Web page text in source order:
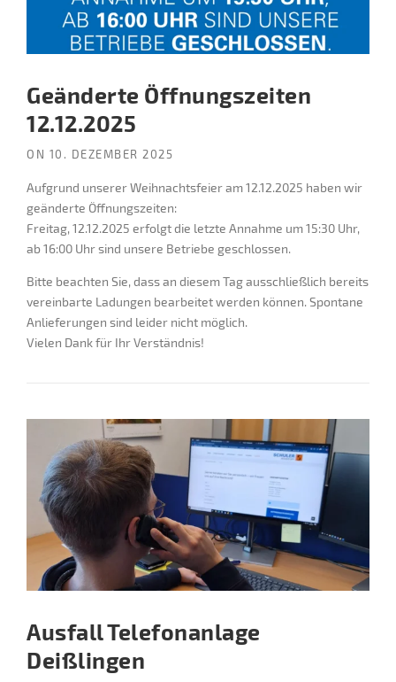
Geänderte Öffnungszeiten
12.12.2025
ON 10. DEZEMBER 2025
Aufgrund unserer Weihnachtsfeier am 12.12.2025 haben wir
geänderte Öffnungszeiten:
Freitag, 12.12.2025 erfolgt die letzte Annahme um 15:30 Uhr,
ab 16:00 Uhr sind unsere Betriebe geschlossen.
Bitte beachten Sie, dass an diesem Tag ausschließlich bereits
vereinbarte Ladungen bearbeitet werden können. Spontane
Anlieferungen sind leider nicht möglich.
Vielen Dank für Ihr Verständnis!
Ausfall Telefonanlage
Deißlingen